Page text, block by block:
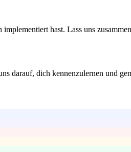
hast. Lass uns
darauf, dich kennenzulernen und